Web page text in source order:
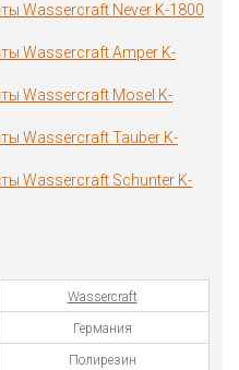
Wassercraft Never K-1800
Wassercraft Amper K-
Wassercraft Mosel K-
Wassercraft Tauber K-
Wassercraft Schunter K-
Wassercraft
Германия
Полирезин